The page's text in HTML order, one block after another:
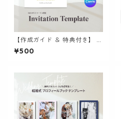
【作成ガイド ＆ 特典付き】 C
anvaで作れる 結婚式 招待状
テンプレート | シンプル / 手
¥500